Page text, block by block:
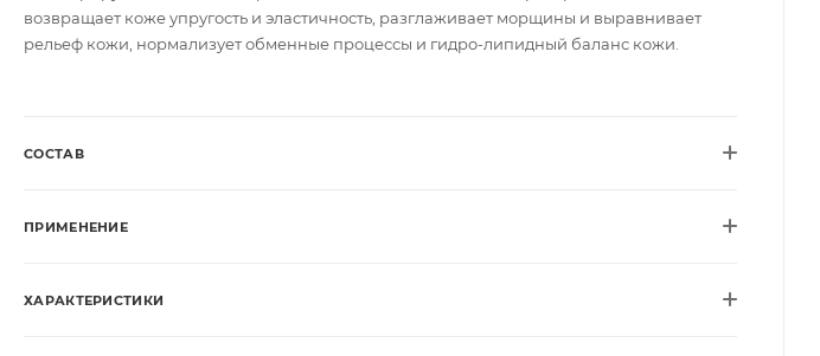
возвращает коже упругость и эластичность, разглаживает морщины и выравнивает
рельеф кожи, нормализует обменные процессы и гидро-липидный баланс кожи.
СОСТАВ
ПРИМЕНЕНИЕ
ХАРАКТЕРИСТИКИ